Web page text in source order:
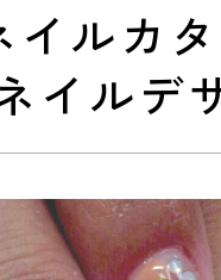
ルカ
イルデ